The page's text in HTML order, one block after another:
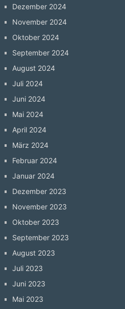
Dezember 2024
November 2024
Oktober 2024
September 2024
August 2024
Juli 2024
Juni 2024
Mai 2024
April 2024
März 2024
Februar 2024
Januar 2024
Dezember 2023
November 2023
Oktober 2023
September 2023
August 2023
Juli 2023
Juni 2023
Mai 2023